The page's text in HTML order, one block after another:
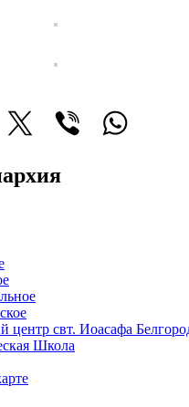
центр свт. Иоасафа
Школа